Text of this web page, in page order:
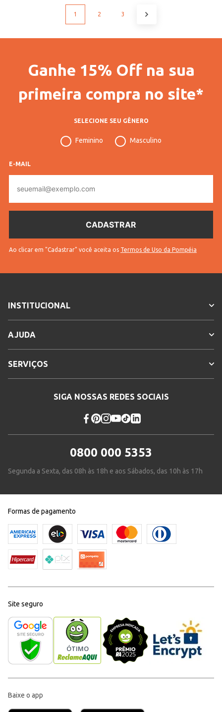
1 2 3
Ganhe 15% Off na sua
primeira compra no site*
SELECIONE SEU GÊNERO
Feminino Masculino
E-MAIL
mail
Ao clicar em "Cadastrar" você aceita os Termos de Uso da Pompéia
INSTITUCIONAL
AJUDA
SERVIÇOS
SIGA NOSSAS REDES SOCIAIS
0800 000 5353
Segunda a Sexta, das 08h às 18h e aos Sábados, das 10h às 17h
Formas de pagamento
Site seguro
Baixe o app